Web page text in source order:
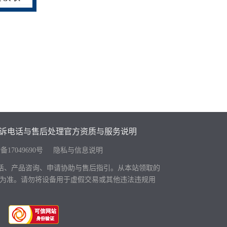
电话与售后处理官方资质与服务说明
17049690号 隐私与信息说明
产品咨询、申请协助与售后指引。从本站领取的
准。请勿将设备用于虚假交易或其他违法违规用